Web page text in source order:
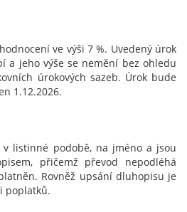
ve výši 7 %. Uvedený úrok
a jeho výše se nemění bez ohledu
úrokových sazeb. Úrok bude
1.12.2026.
v listinné podobě, na jméno a jsou
přičemž převod nepodléhá
Rovněž upsání dluhopisu je
poplatků.